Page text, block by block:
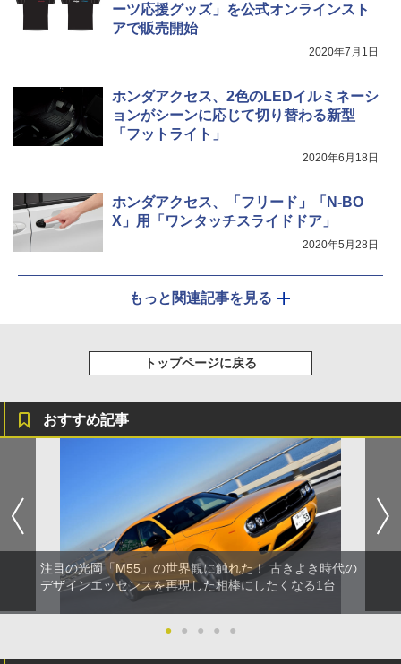
ーツ応援グッズ」を公式オンラインスト
アで販売開始
2020年7月1日
ホンダアクセス、2色のLEDイルミネーシ
ョンがシーンに応じて切り替わる新型
「フットライト」
2020年6月18日
ホンダアクセス、「フリード」「N-BO
X」用「ワンタッチスライドドア」
2020年5月28日
もっと関連記事を見る
トップページに戻る
おすすめ記事
注目の光岡「M55」の世界観に触れた！ 古きよき時代の
デザインエッセンスを再現した相棒にしたくなる1台
● ● ● ● ●